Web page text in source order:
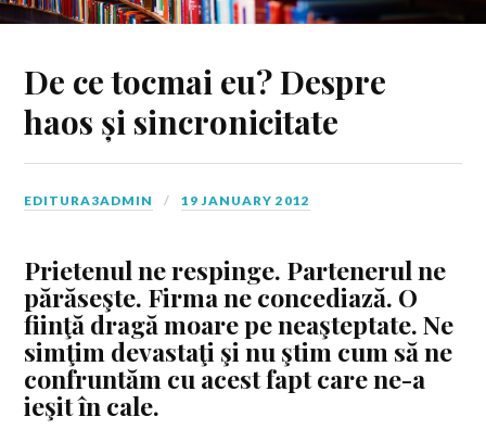
De ce tocmai eu? Despre
haos și sincronicitate
EDITURA3ADMIN 19 JANUARY 2012
Prietenul ne respinge. Partenerul ne
părăseşte. Firma ne concediază. O
fiinţă dragă moare pe neaşteptate. Ne
simţim devastaţi şi nu ştim cum să ne
confruntăm cu acest fapt care ne-a
ieşit în cale.